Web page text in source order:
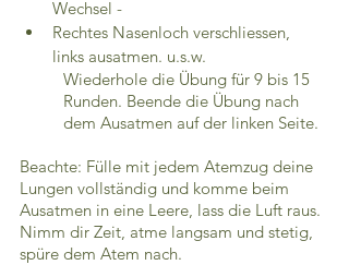
Wechsel -
Rechtes Nasenloch verschliessen,
links ausatmen. u.s.w.
Wiederhole die Übung für 9 bis 15
Runden. Beende die Übung nach
dem Ausatmen auf der linken Seite.
Beachte: Fülle mit jedem Atemzug deine
Lungen vollständig und komme beim
Ausatmen in eine Leere, lass die Luft raus.
Nimm dir Zeit, atme langsam und stetig,
spüre dem Atem nach.